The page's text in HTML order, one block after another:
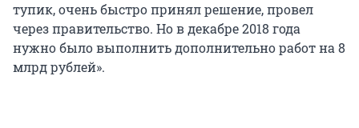
тупик, очень быстро принял решение, провел
через правительство. Но в декабре 2018 года
нужно было выполнить дополнительно работ на 8
млрд рублей».